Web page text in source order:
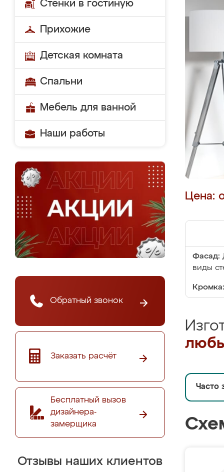
Стенки в гостиную
Прихожие
Детская комната
Спальни
Мебель для ванной
Наши работы
Обратный звонок
Заказать расчёт
Бесплатный вызов
дизайнера-
замерщика
Отзывы наших клиентов
Цена:
Фасад:
виды
Кромка:
Часто